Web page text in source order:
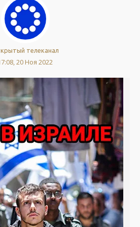
телеканал
20 Ноя 2022